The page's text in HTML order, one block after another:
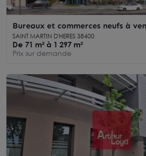
Bureaux et commerces neufs à
Martin d'Hères proche Neyrpic
SAINT MARTIN D'HERES 38400
De 71 m² à 1 297 m²
Prix sur demande